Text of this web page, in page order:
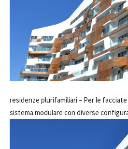
residenze plurifamiliari – Per le
sistema modulare con diverse